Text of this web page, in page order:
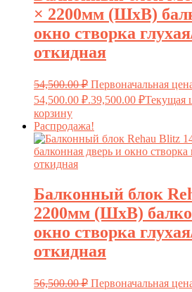
× 2200мм (ШxВ)
окно створка
откидная
54,500.00₽ Первоначальная
54,500.00 ₽.39,500.00 ₽Текущая
корзину
Распродажа!
Балконный блок
2200мм (ШxВ)
окно створка
откидная
56,500.00₽ Первоначальная